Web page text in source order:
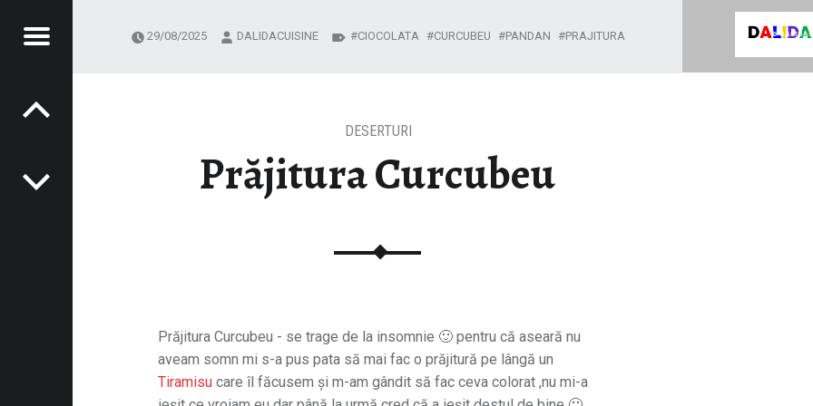
Rețete Culinare Din Bucătăria Mea !
Menu
Prăjitura Curcubeu
DESERTURI
Prăjitura Curcubeu - se trage de la insomnie 🙂 pentru că aseară nu
aveam somn mi s-a pus pata să mai fac o prăjitură pe lângă un
Tiramisu care îl făcusem și m-am gândit să fac ceva colorat ,nu mi-a
29/08/2025 DALIDACUISINE CIOCOLATA CURCUBEU PANDAN PRAJITURA